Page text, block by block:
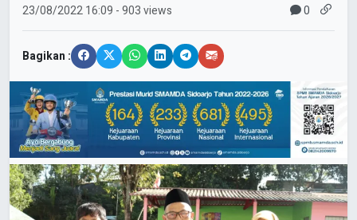
23/08/202216:09 - 903 views 0
Bagikan :